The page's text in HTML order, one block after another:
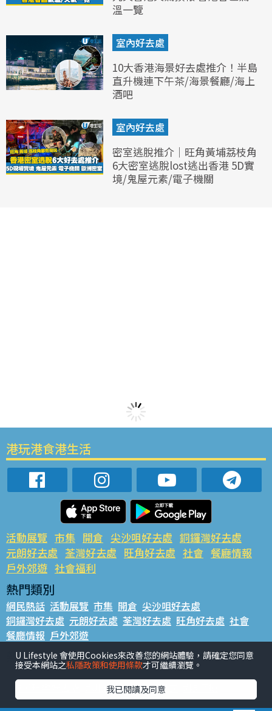
溫一覽
室內好去處
10大香港海景好去處推介！半島
直升機連下午茶/海景餐廳/海上
酒吧
室內好去處
密室逃脫推介｜旺角黃埔荔枝角
6大密室逃脫lost逃出香港 5D實
境/鬼屋元素/電子機關
港玩港食港生活
活動展覽 市集 開倉 尖沙咀好去處 銅鑼灣好去處
元朗好去處 荃灣好去處 旺角好去處 社會 餐廳情報
戶外郊遊 社會福利
熱門類別
網民熱話 活動展覽 市集 開倉 尖沙咀好去處
銅鑼灣好去處 元朗好去處 荃灣好去處 旺角好去處 社會
餐廳情報 戶外郊遊
熱門標籤
#UGO搵好去處 #人氣活動推介 #美食社群熱話
#ULifestyle應用程式
#UJetso禮物放送 #ULifestyle商戶中心 #著數 #網絡熱話
U Lifestyle 會使用Cookies來改善您的網站體驗，請確定您同意
接受本網站之私隱政策和使用條款才可繼續瀏覽。
我已閱讀及同意